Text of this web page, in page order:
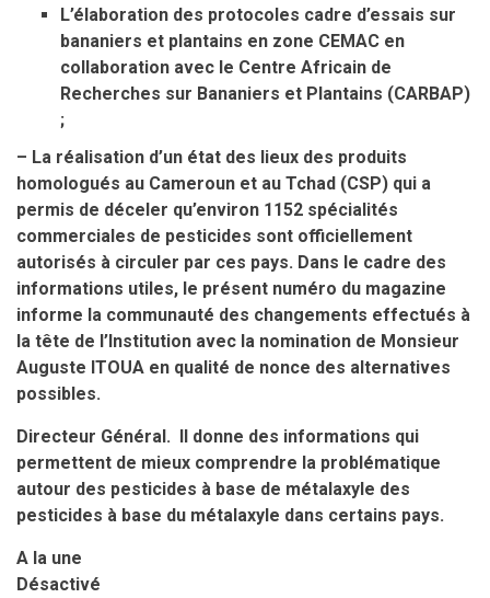
L’élaboration des protocoles cadre d’essais sur
bananiers et plantains en zone CEMAC en
collaboration avec le Centre Africain de
Recherches sur Bananiers et Plantains (CARBAP)
;
– La réalisation d’un état des lieux des produits
homologués au Cameroun et au Tchad (CSP) qui a
permis de déceler qu’environ 1152 spécialités
commerciales de pesticides sont officiellement
autorisés à circuler par ces pays. Dans le cadre des
informations utiles, le présent numéro du magazine
informe la communauté des changements effectués à
la tête de l’Institution avec la nomination de Monsieur
Auguste ITOUA en qualité de nonce des alternatives
possibles.
Directeur Général. Il donne des informations qui
permettent de mieux comprendre la problématique
autour des pesticides à base de métalaxyle des
pesticides à base du métalaxyle dans certains pays.
A la une
Désactivé